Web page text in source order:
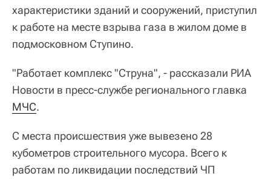
характеристики зданий и сооружений, приступил
к работе на месте взрыва газа в жилом доме в
подмосковном Ступино.
"Работает комплекс "Струна", - рассказали РИА
Новости в пресс-службе регионального главка
МЧС.
С места происшествия уже вывезено 28
кубометров строительного мусора. Всего к
работам по ликвидации последствий ЧП